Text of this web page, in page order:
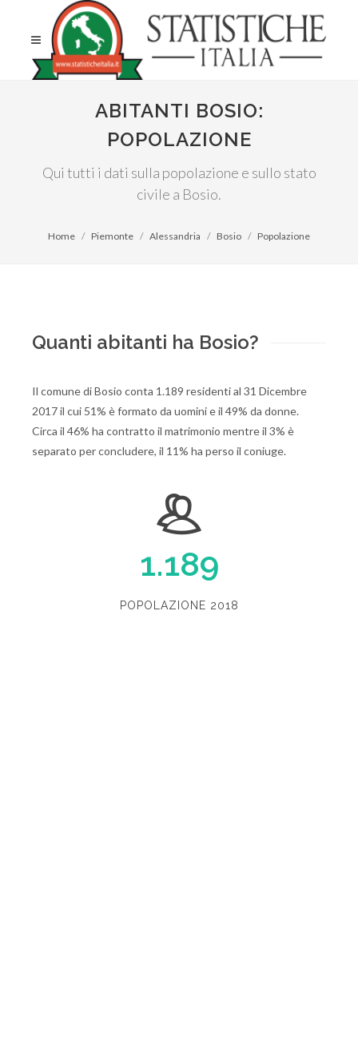
ABITANTI BOSIO:
POPOLAZIONE
Qui tutti i dati sulla popolazione e sullo stato
civile a Bosio.
Home Piemonte Alessandria Bosio Popolazione
Quanti abitanti ha Bosio?
Il comune di Bosio conta 1.189 residenti al 31 Dicembre
2017 il cui 51% è formato da uomini e il 49% da donne.
Circa il 46% ha contratto il matrimonio mentre il 3% è
separato per concludere, il 11% ha perso il coniuge.
1.189
POPOLAZIONE 2018